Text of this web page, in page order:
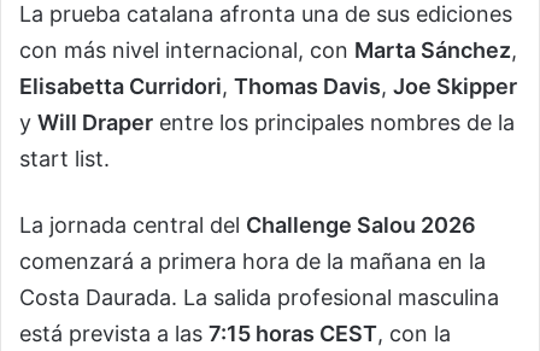
La prueba catalana afronta una de sus ediciones
con más nivel internacional, con Marta Sánchez,
Elisabetta Curridori, Thomas Davis, Joe Skipper
y Will Draper entre los principales nombres de la
start list.
La jornada central del Challenge Salou 2026
comenzará a primera hora de la mañana en la
Costa Daurada. La salida profesional masculina
está prevista a las 7:15 horas CEST, con la